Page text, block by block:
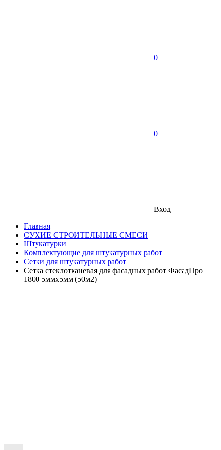
0
0
Вход
Главная
СУХИЕ СТРОИТЕЛЬНЫЕ СМЕСИ
Штукатурки
Комплектующие для штукатурных работ
Сетки для штукатурных работ
Сетка стеклотканевая для фасадных работ ФасадПро
1800 5ммх5мм (50м2)